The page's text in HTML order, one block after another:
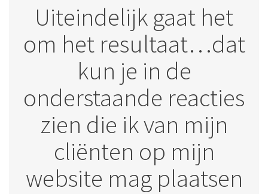
Uiteindelijk gaat het
om het resultaat…dat
kun je in de
onderstaande reacties
zien die ik van mijn
cliënten op mijn
website mag plaatsen